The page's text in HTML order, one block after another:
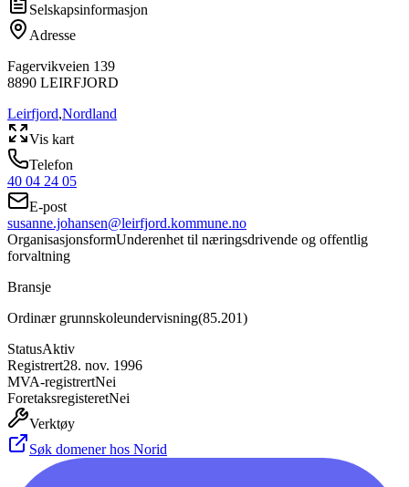
Selskapsinformasjon
Adresse
Fagervikveien 139
8890 LEIRFJORD
Leirfjord,Nordland
Vis kart
Telefon
40 04 24 05
E-post
susanne.johansen@leirfjord.kommune.no
OrganisasjonsformUnderenhet til næringsdrivende og offentlig
forvaltning
Bransje
Ordinær grunnskoleundervisning(85.201)
StatusAktiv
Registrert28. nov. 1996
MVA-registrertNei
ForetaksregisteretNei
Verktøy
Søk domener hos Norid